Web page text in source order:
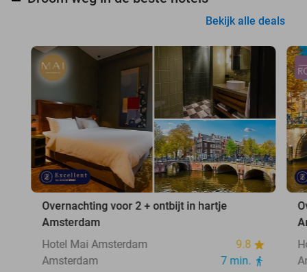
Bekijk alle deals
Overnachting voor 2 + ontbijt in hartje
Amsterdam
Hotel Mai Amsterdam
9.8
Amsterdam
7 min.